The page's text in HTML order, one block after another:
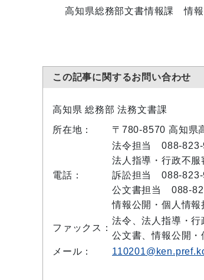
高知県総務部文書情報課 情報
この記事に関するお問い合わせ
高知県 総務部 法務文書課
所在地：
〒780-8570 高知県
電話：
法令担当 088-823-
法人指導・行政不
訴訟担当 088-823-
公文書担当 088-
情報公開・個人情
ファックス：
法令、法人指導・
公文書、情報公開
メール：